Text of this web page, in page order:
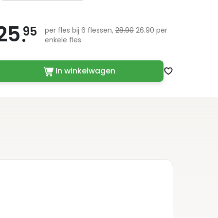
95 per fles bij 6 flessen,28.9026.90 per
enkele fles
In winkelwagen Zet op